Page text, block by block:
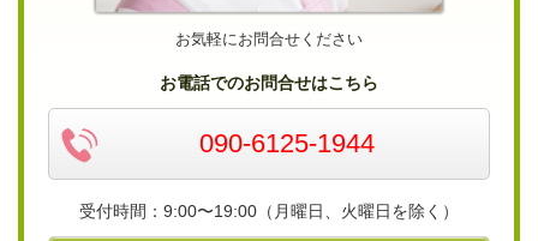
お気軽にお問合せください
お電話でのお問合せはこちら
090-6125-1944
受付時間：9:00〜19:00（月曜日、火曜日を除く）